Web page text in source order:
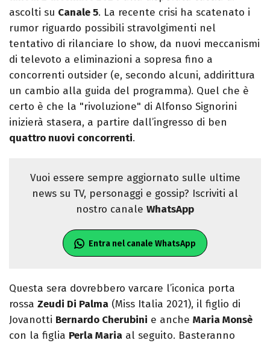
ascolti su Canale 5. La recente crisi ha scatenato i
rumor riguardo possibili stravolgimenti nel
tentativo di rilanciare lo show, da nuovi meccanismi
di televoto a eliminazioni a sopresa fino a
concorrenti outsider (e, secondo alcuni, addirittura
un cambio alla guida del programma). Quel che è
certo è che la "rivoluzione" di Alfonso Signorini
inizierà stasera, a partire dall’ingresso di ben
quattro nuovi concorrenti.
Vuoi essere sempre aggiornato sulle ultime
news su TV, personaggi e gossip? Iscriviti al
nostro canale WhatsApp
Entra nel canale WhatsApp
Questa sera dovrebbero varcare l’iconica porta
rossa Zeudi Di Palma (Miss Italia 2021), il figlio di
Jovanotti Bernardo Cherubini e anche Maria Monsè
con la figlia Perla Maria al seguito. Basteranno